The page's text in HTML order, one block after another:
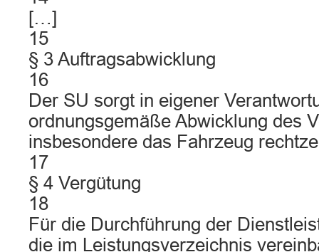
[…]
15
§ 3 Auftragsabwicklung
16
Der SU sorgt in eigener
ordnungsgemäße Abwicklung des
insbesondere das Fahrzeug
17
§ 4 Vergütung
18
Für die Durchführung der
die im Leistungsverzeichnis